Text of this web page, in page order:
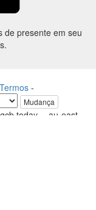
de presente em seu
Termos -
Mudança
- -au-east